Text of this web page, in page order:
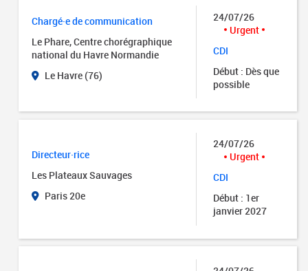
Chargé·e de communication
Le Phare, Centre chorégraphique
national du Havre Normandie
Le Havre (76)
24/07/26
Urgent
CDI
Début : Dès que
possible
Directeur·rice
Les Plateaux Sauvages
Paris 20e
24/07/26
Urgent
CDI
Début : 1er
janvier 2027